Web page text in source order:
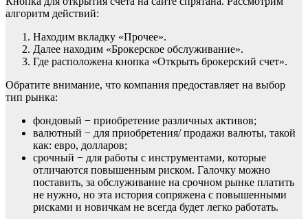
алгоритм действий:
Находим вкладку «Прочее».
Далее находим «Брокерское обслуживание».
Где расположена кнопка «Открыть брокерский счет».
Обратите внимание, что компания предоставляет на выбор
тип рынка:
фондовый − приобретение различных активов;
валютный − для приобретения/ продажи валюты, такой
как: евро, долларов;
срочный − для работы с инструментами, которые
отличаются повышенным риском. Галочку можно
поставить, за обслуживание на срочном рынке платить
не нужно, но эта история сопряжена с повышенными
рисками и новичкам не всегда будет легко работать.